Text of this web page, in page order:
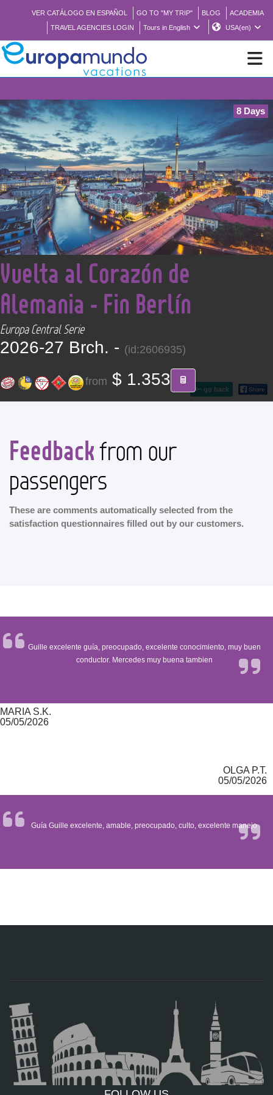
VER CATÁLOGO EN ESPAÑOL GO TO "MY TRIP" BLOG
ACADEMIA
TRAVEL AGENCIES LOGIN
Tours in English USA(en)
BROCHURE PDF
WHERE TO BUY
FEATURED
ABOUT US
CONTACT
8 Days
go back
<
Vuelta al Corazón de
Alemania - Fin Berlín
Europa Central Serie
2026-27 Brch. - (id:2606935)
from $ 1.353
Feedbackfrom our
passengers
These are comments automatically selected from the
satisfaction questionnaires filled out by our customers.
Guille excelente guía, preocupado, excelente conocimiento, muy buen
conductor. Mercedes muy buena tambien
MARIA S.K.
05/05/2026
OLGA P.T.
05/05/2026
Guía Guille excelente, amable, preocupado, culto, excelente manejo